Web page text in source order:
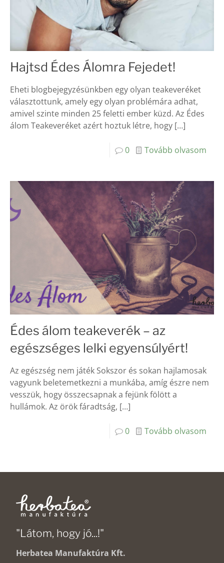
Hajtsd Édes Álomra Fejedet!
Eheti blogbejegyzésünkben egy olyan teakeveréket
választottunk, amely egy olyan problémára adhat,
amivel szinte minden 25 feletti ember küzd. Az Édes
álom Teakeveréket azért hoztuk létre, hogy […]
0 Tovább olvasom
Édes álom teakeverék – az
egészséges lelki egyensúlyért!
Az egészség nem játék Sokszor és sokan hajlamosak
vagyunk beletemetkezni a munkába, amíg észre nem
vesszük, hogy összecsapnak a fejünk fölött a
hullámok. Az örök fáradtság, […]
0 Tovább olvasom
"Látom, hogy jó...!"
Herbatea Manufaktúra Kft.